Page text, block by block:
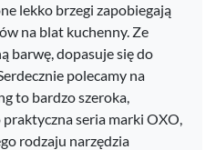
lekko brzegi zapobiegają
na blat kuchenny. Ze
barwę, dopasuje się do
polecamy na
to bardzo szeroka,
seria marki OXO,
rodzaju narzędzia